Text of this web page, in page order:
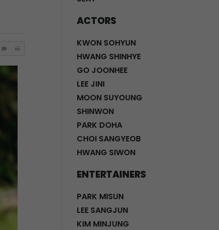
ACTORS
KWON SOHYUN
HWANG SHINHYE
GO JOONHEE
LEE JINI
MOON SUYOUNG
SHINWON
PARK DOHA
CHOI SANGYEOB
HWANG SIWON
ENTERTAINERS
PARK MISUN
LEE SANGJUN
KIM MINJUNG